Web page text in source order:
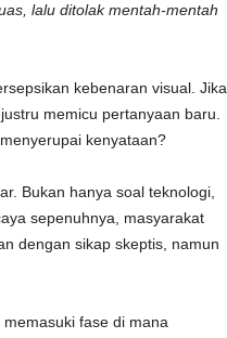
lalu ditolak mentah-mentah
kebenaran visual. Jika
memicu pertanyaan baru.
kenyataan?
Bukan hanya soal teknologi,
sepenuhnya, masyarakat
dengan sikap skeptis, namun
fase di mana